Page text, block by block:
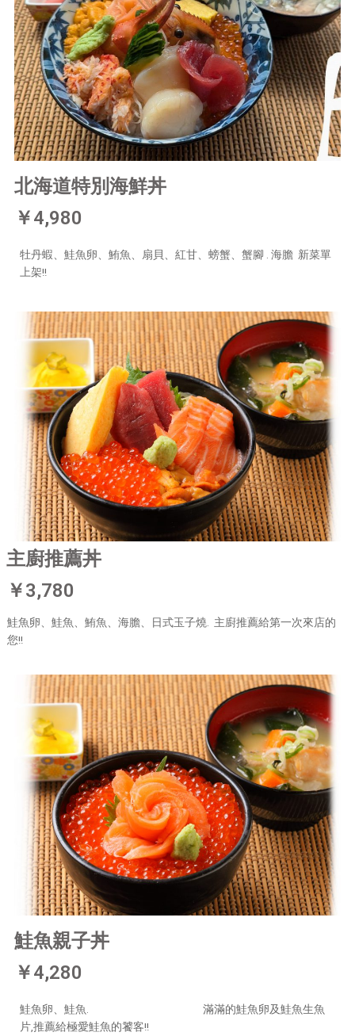
北海道特別海鮮丼
￥4,980
牡丹蝦、鮭魚卵、鮪魚、扇貝、紅甘、螃蟹、蟹腳 . 海膽 新菜單
上架!!
主廚推薦丼
￥3,780
鮭魚卵、鮭魚、鮪魚、海膽、日式玉子燒. 主廚推薦給第一次來店的
您!!
鮭魚親子丼
￥4,280
鮭魚卵、鮭魚. 滿滿的鮭魚卵及鮭魚生魚
片,推薦給極愛鮭魚的饕客!!